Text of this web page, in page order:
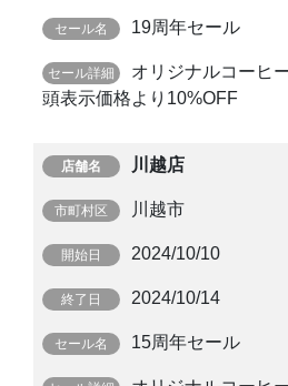
19周年セール
オリジナルコーヒ
頭表示価格より10%OFF
川越店
川越市
2024/10/10
2024/10/14
15周年セール